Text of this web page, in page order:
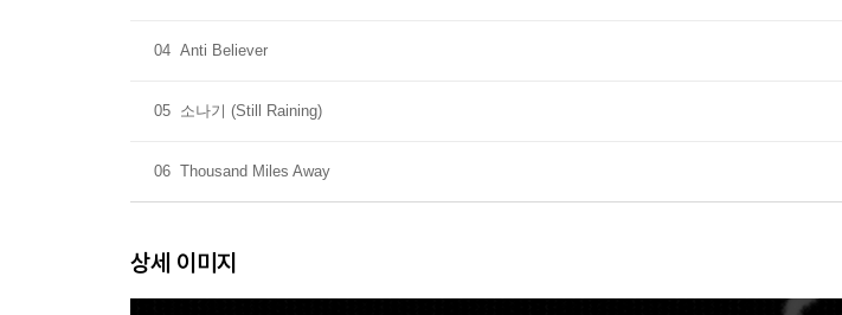
04 Anti Believer
05 소나기 (Still Raining)
06 Thousand Miles Away
상세 이미지